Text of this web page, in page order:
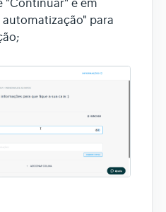
"Continuar" e em
para